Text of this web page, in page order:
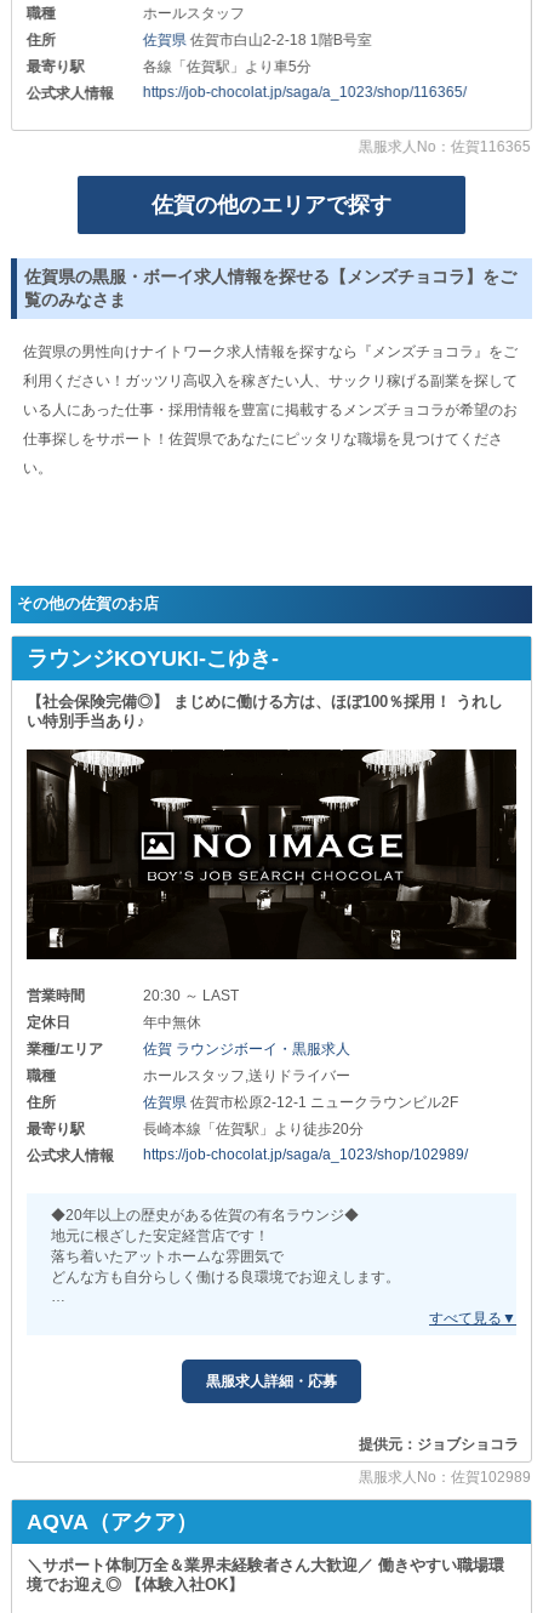
スキマ時間を上手く使いながら
効率良く稼いでみてください◎
∽∽∽∽∽∽∽∽∽∽∽∽∽∽∽∽∽∽∽∽
ありがとうございました！
少しでも気になった方は
《体験入社》まで。
本入社する前に
“本当に自分に合った職場なのか”を
確かめることができるのが魅力です！
これでミスマッチも防げます◎
それでは【プロヴァンス】でお会いしましょう。
たくさんのご応募をお待ちしております！
職種
ホールスタッフ
住所
佐賀県佐賀市白山2-2-18 1階B号室
最寄り駅
各線「佐賀駅」より車5分
公式求人情報
https://job-chocolat.jp/saga/a_1023/shop/116365/
黒服求人No：佐賀116365
佐賀の他のエリアで探す
佐賀県の黒服・ボーイ求人情報を探せる【メンズチョコラ】をご
覧のみなさま
佐賀県の男性向けナイトワーク求人情報を探すなら『メンズチョコラ』をご
利用ください！ガッツリ高収入を稼ぎたい人、サックリ稼げる副業を探して
いる人にあった仕事・採用情報を豊富に掲載するメンズチョコラが希望のお
仕事探しをサポート！佐賀県であなたにピッタリな職場を見つけてくださ
い。
その他の佐賀のお店
ラウンジKOYUKI-こゆき-
【社会保険完備◎】 まじめに働ける方は、ほぼ100％採用！ うれし
い特別手当あり♪
営業時間
20:30 ～ LAST
定休日
年中無休
業種/エリア
佐賀 ラウンジボーイ・黒服求人
職種
ホールスタッフ,送りドライバー
住所
佐賀県佐賀市松原2-12-1 ニュークラウンビル2F
最寄り駅
長崎本線「佐賀駅」より徒歩20分
公式求人情報
https://job-chocolat.jp/saga/a_1023/shop/102989/
◆20年以上の歴史がある佐賀の有名ラウンジ◆
地元に根ざした安定経営店です！
落ち着いたアットホームな雰囲気で
どんな方も自分らしく働ける良環境でお迎えします。
経験・年齢・性別は一切問いません◎
シックな大人の空間で一緒に働きませんか？
佐賀エリアのお客様を中心に
落ち着いた常連の方が多くご来店されます。
接客業の勤務経験がない方も安心◎
黒服求人詳細・応募
提供元：ジョブショコラ
黒服求人No：佐賀102989
AQVA（アクア）
＼サポート体制万全＆業界未経験者さん大歓迎／ 働きやすい職場環
境でお迎え◎ 【体験入社OK】